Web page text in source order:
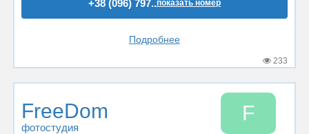
+38 (096) 797..показать номер
Подробнее
233
FreeDom
фотостудия
F